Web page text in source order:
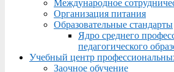
Международное
Организация питания
Образовательные стандарты
Ядро среднего
педагогического
Учебный центр
Заочное обучение